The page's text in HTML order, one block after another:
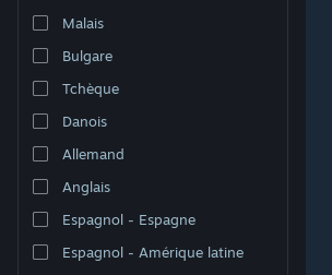
Malais
Bulgare
Tchèque
Danois
Allemand
Anglais
Espagnol - Espagne
Espagnol - Amérique latine